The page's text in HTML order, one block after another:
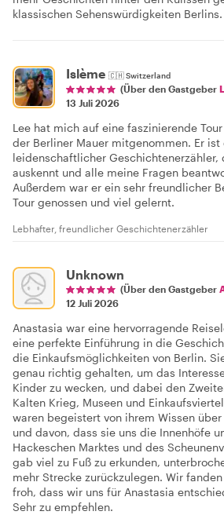
klassischen Sehenswürdigkeiten Berlins.
Islème 🇨🇭Switzerland
(Über den Gastgeber
13 Juli 2026
Lee hat mich auf eine faszinierende
der Berliner Mauer mitgenommen. Er
leidenschaftlicher Geschichtenerzähler,
auskennt und alle meine Fragen
Außerdem war er ein sehr freundlicher
Tour genossen und viel gelernt.
Lebhafter, freundlicher Geschichtenerzähler
Unknown
(Über den Gastgeber
12 Juli 2026
Anastasia war eine hervorragende
eine perfekte Einführung in die
die Einkaufsmöglichkeiten von Berlin.
genau richtig gehalten, um das
Kinder zu wecken, und dabei den
Kalten Krieg, Museen und
waren begeistert von ihrem Wissen
und davon, dass sie uns die Innenhöfe
Hackeschen Marktes und des
gab viel zu Fuß zu erkunden,
mehr Strecke zurückzulegen. Wir
froh, dass wir uns für Anastasia
Sehr zu empfehlen.